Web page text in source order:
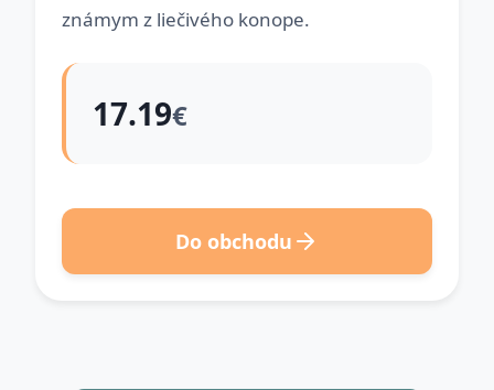
známym z liečivého konope.
17.19€
Do obchodu